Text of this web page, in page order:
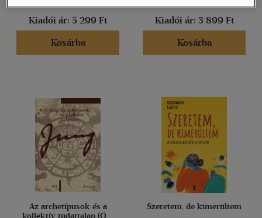
(86)
Kiadói ár: 5 299 Ft
Kosárba
Kiadói ár: 3 899 Ft
Kosárba
Az archetípusok és a
kollektív tudattalan (ÖM
Szeretem, de kimerültem